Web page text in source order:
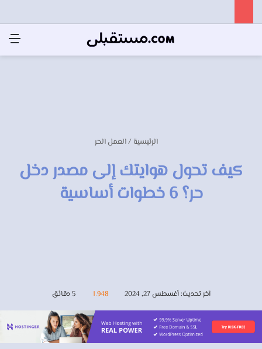
الرئيسية /العمل الحر
كيف تحول هوايتك إلى مصدر دخل
حر؟ 6 خطوات أساسية
آخر تحديث: أغسطس 27, 2024 1٬948 5 دقائق